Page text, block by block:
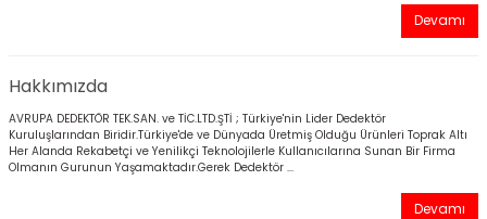
Devamı
Hakkımızda
AVRUPA DEDEKTÖR TEK.SAN. ve TİC.LTD.ŞTİ ; Türkiye'nin Lider Dedektör
Kuruluşlarından Biridir.Türkiye'de ve Dünyada Üretmiş Olduğu Ürünleri Toprak Altı
Her Alanda Rekabetçi ve Yenilikçi Teknolojilerle Kullanıcılarına Sunan Bir Firma
Olmanın Gurunun Yaşamaktadır.Gerek Dedektör ...
Devamı